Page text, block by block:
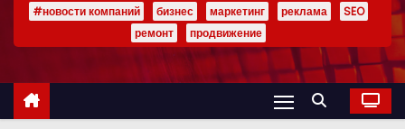
р
#новости компаний бизнес маркетинг реклама
SEO
ремонт
продвижение